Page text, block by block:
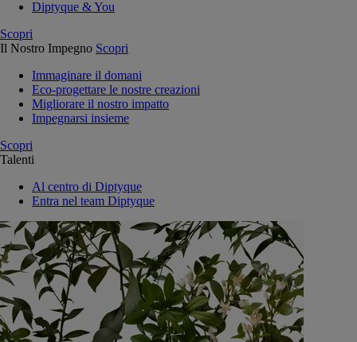
Diptyque & You
Scopri
Il Nostro Impegno Scopri
Immaginare il domani
Eco-progettare le nostre creazioni
Migliorare il nostro impatto
Impegnarsi insieme
Scopri
Talenti
Al centro di Diptyque
Entra nel team Diptyque